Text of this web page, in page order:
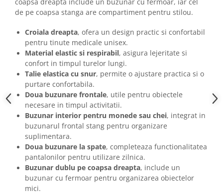
de pe coapsa stanga are compartiment pentru stilou.
Croiala dreapta, ofera un design practic si confortabil
pentru tinute medicale unisex.
Material elastic si respirabil, asigura lejeritate si
confort in timpul turelor lungi.
Talie elastica cu snur, permite o ajustare practica si o
purtare confortabila.
Doua buzunare frontale, utile pentru obiectele
necesare in timpul activitatii.
Buzunar interior pentru monede sau chei, integrat in
buzunarul frontal stang pentru organizare
suplimentara.
Doua buzunare la spate, completeaza functionalitatea
pantalonilor pentru utilizare zilnica.
Buzunar dublu pe coapsa dreapta, include un
buzunar cu fermoar pentru organizarea obiectelor
mici.